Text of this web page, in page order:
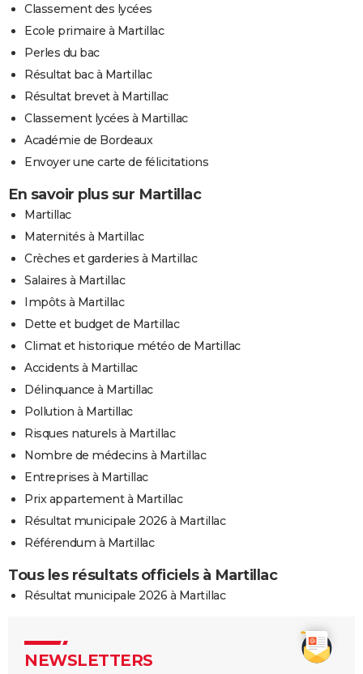
Classement des lycées
Ecole primaire à Martillac
Perles du bac
Résultat bac à Martillac
Résultat brevet à Martillac
Classement lycées à Martillac
Académie de Bordeaux
Envoyer une carte de félicitations
En savoir plus sur Martillac
Martillac
Maternités à Martillac
Crèches et garderies à Martillac
Salaires à Martillac
Impôts à Martillac
Dette et budget de Martillac
Climat et historique météo de Martillac
Accidents à Martillac
Délinquance à Martillac
Pollution à Martillac
Risques naturels à Martillac
Nombre de médecins à Martillac
Entreprises à Martillac
Prix appartement à Martillac
Résultat municipale 2026 à Martillac
Référendum à Martillac
Tous les résultats officiels à Martillac
Résultat municipale 2026 à Martillac
NEWSLETTERS